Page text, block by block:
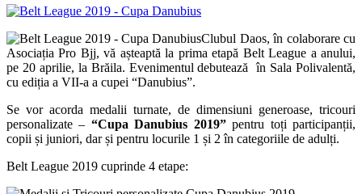
Clubul Daos, în colaborare cu
Asociația Pro Bjj, vă așteaptă la prima etapă Belt League a anului,
pe 20 aprilie, la Brăila. Evenimentul debutează în Sala Polivalentă,
cu ediția a VII-a a cupei “Danubius”.
Se vor acorda medalii turnate, de dimensiuni generoase, tricouri
personalizate – “Cupa Danubius 2019”pentru toți participanții,
copii și juniori, dar și pentru locurile 1 și 2 în categoriile de adulți.
Belt League 2019 cuprinde 4 etape: